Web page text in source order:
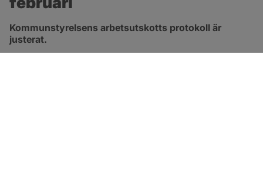
Kommunstyrelsens arbetsutskotts protokoll är
justerat.